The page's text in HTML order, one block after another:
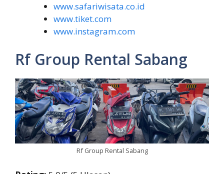
www.safariwisata.co.id
www.tiket.com
www.instagram.com
Rf Group Rental Sabang
Rf Group Rental Sabang